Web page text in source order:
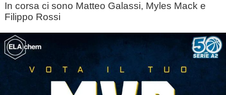
In corsa ci sono Matteo Galassi, Myles Mack e
Filippo Rossi